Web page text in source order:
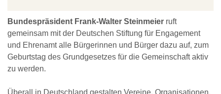
Bundespräsident Frank-Walter Steinmeier ruft
gemeinsam mit der Deutschen Stiftung für Engagement
und Ehrenamt alle Bürgerinnen und Bürger dazu auf, zum
Geburtstag des Grundgesetzes für die Gemeinschaft aktiv
zu werden.